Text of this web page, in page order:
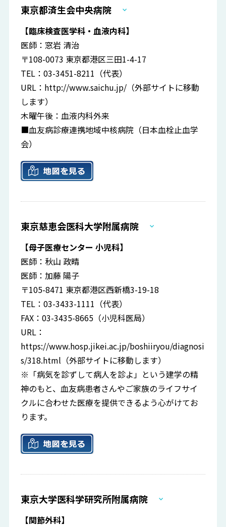
東京都済生会中央病院
【臨床検査医学科・血液内科】
医師：窓岩 清治
〒108-0073 東京都港区三田1-4-17
TEL：03-3451-8211（代表）
URL： http://www.saichu.jp/ （外部サイトに移動
します）
木曜午後：血液内科外来
■血友病診療連携地域中核病院（日本血栓止血学
会）
東京慈恵会医科大学附属病院
【母子医療センター 小児科】
医師：秋山 政晴
医師：加藤 陽子
〒105-8471 東京都港区西新橋3-19-18
TEL：03-3433-1111（代表）
FAX：03-3435-8665（小児科医局）
URL：
https://www.hosp.jikei.ac.jp/boshiiryou/diagnosi
s/318.html （外部サイトに移動します）
※「病気を診ずして病人を診よ」という建学の精
神のもと、血友病患者さんやご家族のライフサイ
クルに合わせた医療を提供できるよう心がけてお
ります。
東京大学医科学研究所附属病院
【関節外科】